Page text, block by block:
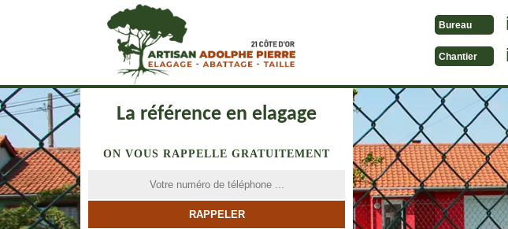
Bureau
Chantier
La référence en elagage
ON VOUS RAPPELLE GRATUITEMENT